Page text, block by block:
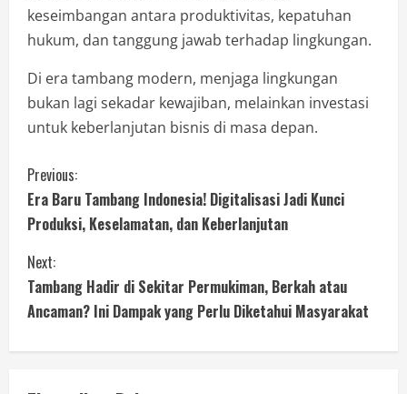
keseimbangan antara produktivitas, kepatuhan
hukum, dan tanggung jawab terhadap lingkungan.
Di era tambang modern, menjaga lingkungan
bukan lagi sekadar kewajiban, melainkan investasi
untuk keberlanjutan bisnis di masa depan.
Previous:
Era Baru Tambang Indonesia! Digitalisasi Jadi Kunci
Produksi, Keselamatan, dan Keberlanjutan
Next:
Tambang Hadir di Sekitar Permukiman, Berkah atau
Ancaman? Ini Dampak yang Perlu Diketahui Masyarakat